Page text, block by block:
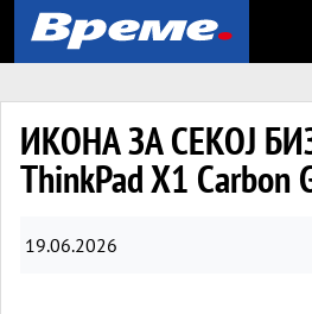
ИКОНА ЗА СЕКОЈ
ThinkPad X1 Carbon
19.06.2026